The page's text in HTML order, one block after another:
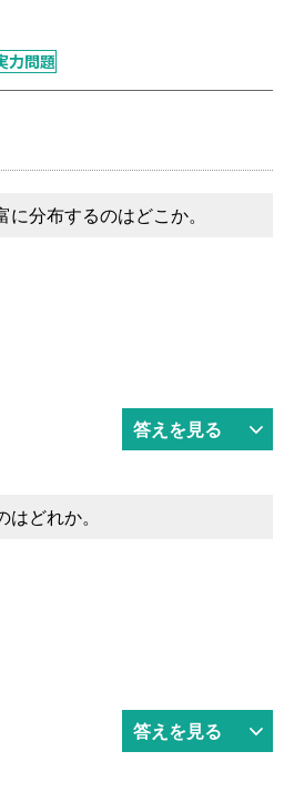
お問い合わせ
力問題
に分布するのはどこか。
答えを見る
はどれか。
答えを見る